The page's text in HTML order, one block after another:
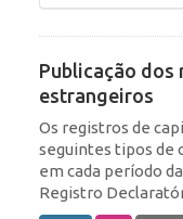
Publicação
estrangeiros
Os registros de
seguintes tipos de
em cada período
Registro